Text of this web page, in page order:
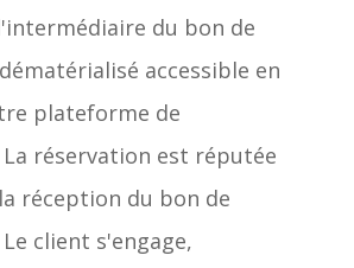
du bon de
accessible en
plateforme de
réservation est réputée
réception du bon de
client s'engage,